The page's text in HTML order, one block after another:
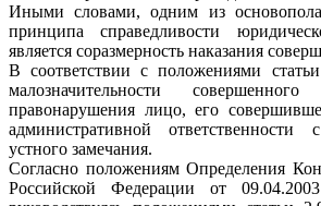
Иными словами, одним из
принципа справедливости
является соразмерность наказания
В соответствии с положениями
малозначительности совершенного
правонарушения лицо, его
административной
устного замечания.
Согласно положениям Определения
Российской Федерации от